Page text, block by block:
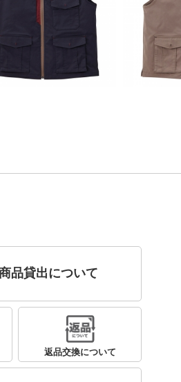
品貸出について
返品交換について